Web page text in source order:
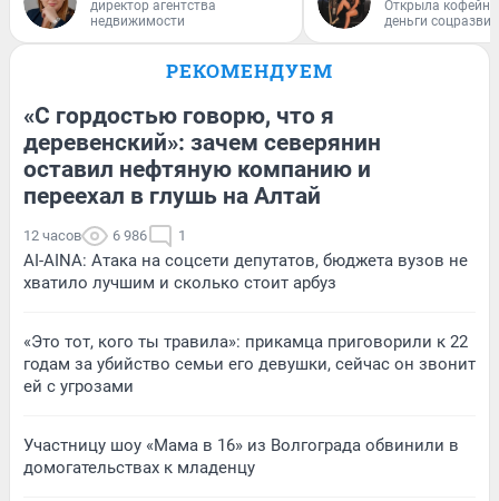
директор агентства
недвижимости
Открыла
деньги
РЕКОМЕНДУЕМ
«С гордостью говорю, что я
деревенский»: зачем северянин
оставил нефтяную компанию и
переехал в глушь на Алтай
12 часов 6 986 1
AI-AINA: Атака на соцсети депутатов, бюджета вузов не
хватило лучшим и сколько стоит арбуз
«Это тот, кого ты травила»: прикамца приговорили к 22
годам за убийство семьи его девушки, сейчас он звонит
ей с угрозами
Участницу шоу «Мама в 16» из Волгограда обвинили в
домогательствах к младенцу